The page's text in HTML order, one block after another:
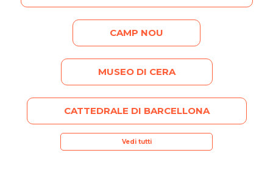
CAMP NOU
MUSEO DI CERA
CATTEDRALE DI BARCELLONA
Vedi tutti